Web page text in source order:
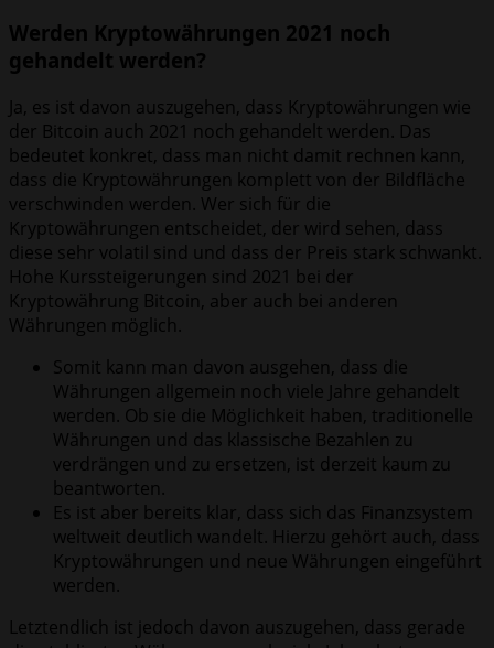
Werden Kryptowährungen 2021 noch
gehandelt werden?
Ja, es ist davon auszugehen, dass Kryptowährungen wie
der Bitcoin auch 2021 noch gehandelt werden. Das
bedeutet konkret, dass man nicht damit rechnen kann,
dass die Kryptowährungen komplett von der Bildfläche
verschwinden werden. Wer sich für die
Kryptowährungen entscheidet, der wird sehen, dass
diese sehr volatil sind und dass der Preis stark schwankt.
Hohe Kurssteigerungen sind 2021 bei der
Kryptowährung Bitcoin, aber auch bei anderen
Währungen möglich.
Somit kann man davon ausgehen, dass die
Währungen allgemein noch viele Jahre gehandelt
werden. Ob sie die Möglichkeit haben, traditionelle
Währungen und das klassische Bezahlen zu
verdrängen und zu ersetzen, ist derzeit kaum zu
beantworten.
Es ist aber bereits klar, dass sich das Finanzsystem
weltweit deutlich wandelt. Hierzu gehört auch, dass
Kryptowährungen und neue Währungen eingeführt
werden.
Letztendlich ist jedoch davon auszugehen, dass gerade